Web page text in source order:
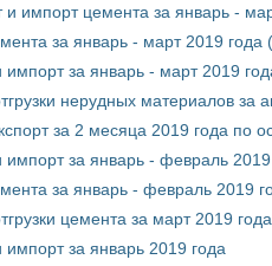
и импорт цемента за январь -
за январь - март 2019
импорт за январь - март 2019
нерудных материалов за
за 2 месяца 2019 года по
импорт за январь - февраль
за январь - февраль 2019
цемента за март 2019 года
импорт за январь 2019 года